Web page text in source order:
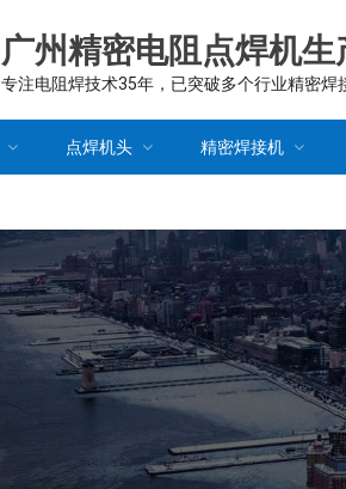
广州精密电阻点焊机生
专注电阻焊技术35年，已突破多个行业精密焊
点焊机头 精密焊接机